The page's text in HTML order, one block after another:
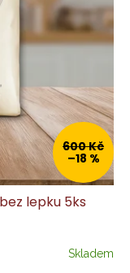
600 Kč
–18 %
lepku 5ks
Skladem